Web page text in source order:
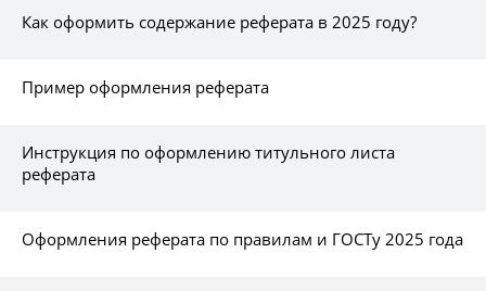
Как оформить содержание реферата в 2025 году?
Пример оформления реферата
Инструкция по оформлению титульного листа
реферата
Оформления реферата по правилам и ГОСТу 2025 года